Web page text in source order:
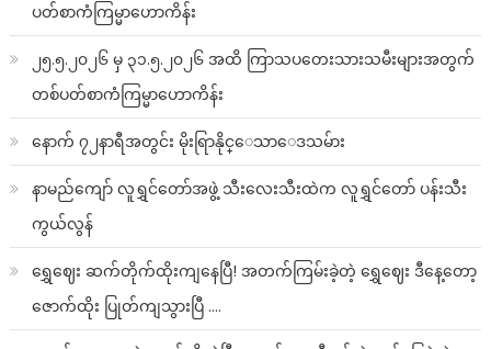
ပတ်စာကံကြမ္မာဟောကိန်း
၂၅.၅.၂၀၂၆ မှ ၃၁.၅.၂၀၂၆ အထိ ကြာသပတေးသားသမီးများအတွက်
တစ်ပတ်စာကံကြမ္မာဟောကိန်း
နောက် ၇၂နာရီအတွင်း မိုးရြာနိုင္ေသာေဒသမ်ား
နာမည်ကျော် လူရွှင်တော်အဖွဲ့ သီးလေးသီးထဲက လူရွှင်တော် ပန်းသီး
ကွယ်လွန်
ရွှေဈေး ဆက်တိုက်ထိုးကျနေပြီ! အတက်ကြမ်းခဲ့တဲ့ ရွှေဈေး ဒီနေ့တော့
ဇောက်ထိုး ပြုတ်ကျသွားပြီ ….